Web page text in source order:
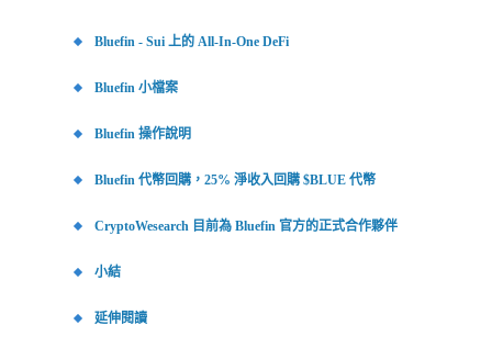
Bluefin - Sui 上的 All-In-One DeFi
Bluefin 小檔案
Bluefin 操作說明
Bluefin 代幣回購，25% 淨收入回購 $BLUE 代幣
CryptoWesearch 目前為 Bluefin 官方的正式合作夥伴
小結
延伸閱讀